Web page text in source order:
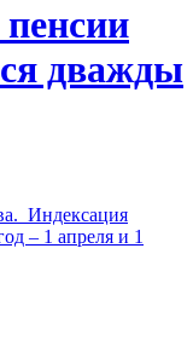
дважды
Индексация
– 1 апреля и 1